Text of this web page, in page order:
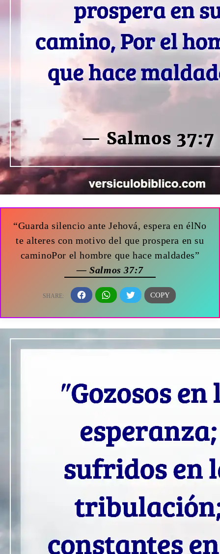
“Guarda silencio ante Jehová, espera en élNo
te alteres con motivo del que prospera en su
caminoPor el hombre que hace maldades”
— Salmos 37:7